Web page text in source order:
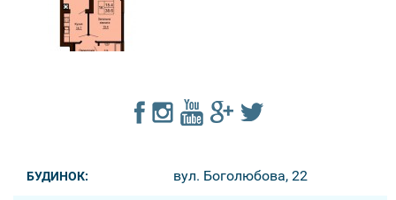
БУДИНОК: вул. Боголюбова, 22